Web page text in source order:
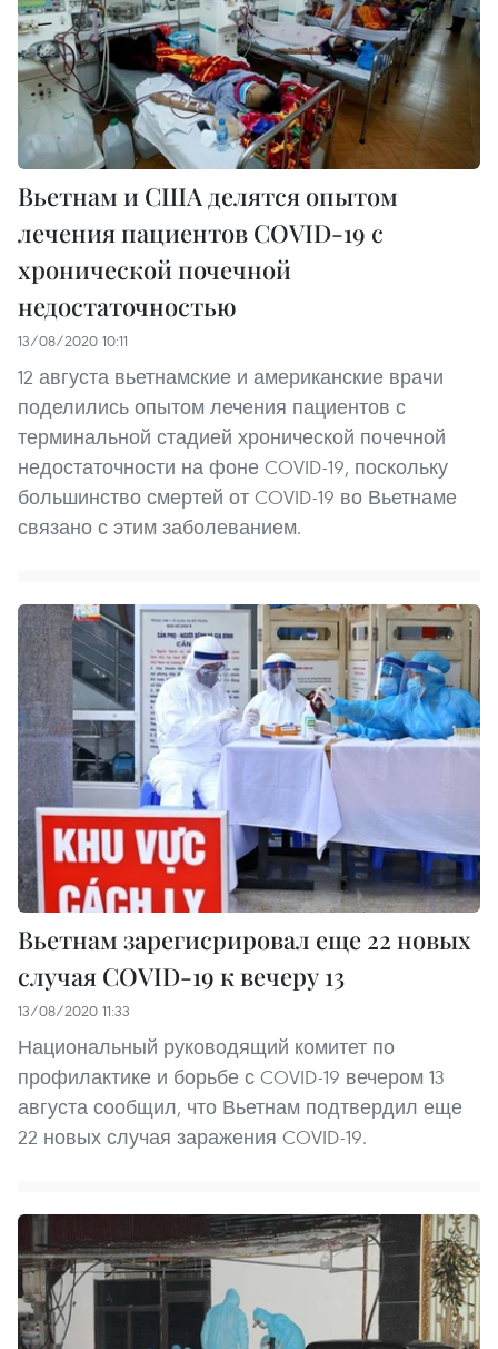
Вьетнам и США делятся опытом
лечения пациентов COVID-19 с
хронической почечной
недостаточностью
13/08/2020 10:11
12 августа вьетнамские и американские врачи
поделились опытом лечения пациентов с
терминальной стадией хронической почечной
недостаточности на фоне COVID-19, поскольку
большинство смертей от COVID-19 во Вьетнаме
связано с этим заболеванием.
Вьетнам зарегисрировал еще 22 новых
случая COVID-19 к вечеру 13
13/08/2020 11:33
Национальный руководящий комитет по
профилактике и борьбе с COVID-19 вечером 13
августа сообщил, что Вьетнам подтвердил еще
22 новых случая заражения COVID-19.